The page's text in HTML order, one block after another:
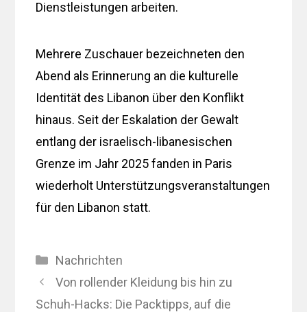
Dienstleistungen arbeiten.
Mehrere Zuschauer bezeichneten den
Abend als Erinnerung an die kulturelle
Identität des Libanon über den Konflikt
hinaus. Seit der Eskalation der Gewalt
entlang der israelisch-libanesischen
Grenze im Jahr 2025 fanden in Paris
wiederholt Unterstützungsveranstaltungen
für den Libanon statt.
Kategorien
Nachrichten
Von rollender Kleidung bis hin zu
Schuh-Hacks: Die Packtipps, auf die